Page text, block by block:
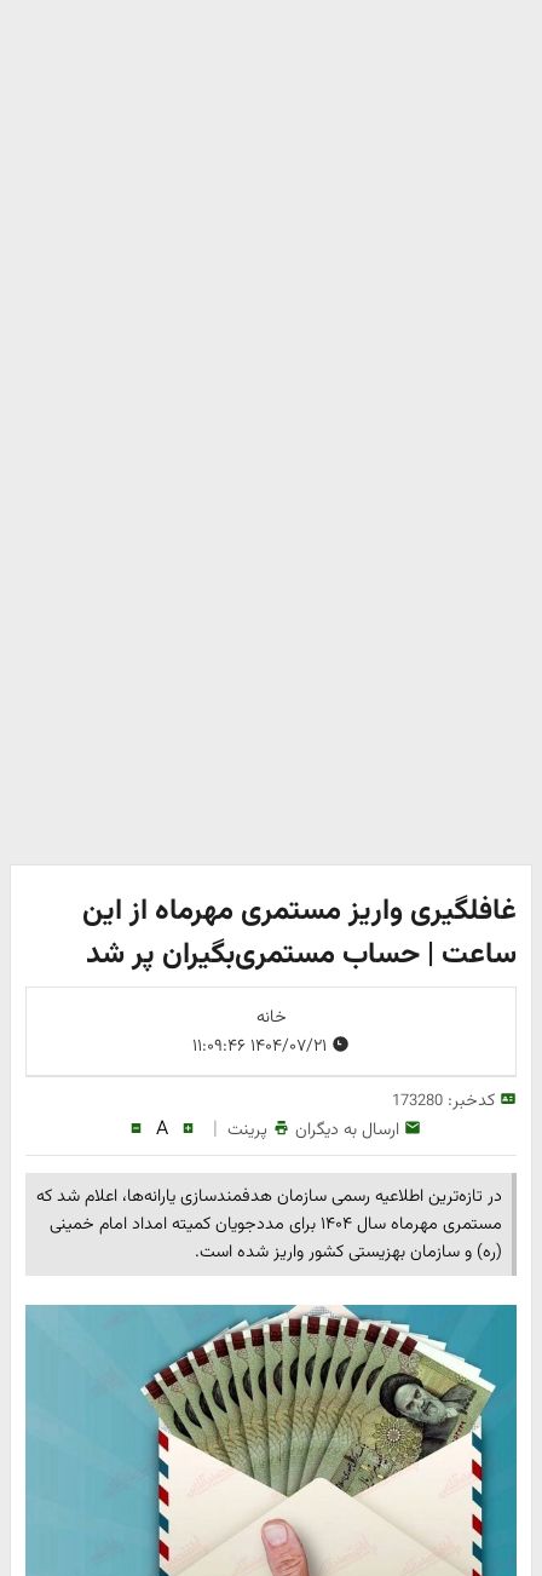
غافلگیری واریز مستمری مهرماه از این
ساعت | حساب مستمری‌بگیران پر شد
خانه
کدخبر:173280
ارسال به دیگران پرینت |
A
در تازه‌ترین اطلاعیه رسمی سازمان هدفمندسازی یارانه‌ها، اعلام شد که
مستمری مهرماه سال ۱۴۰۴ برای مددجویان کمیته امداد امام خمینی
(ره) و سازمان بهزیستی کشور واریز شده است.